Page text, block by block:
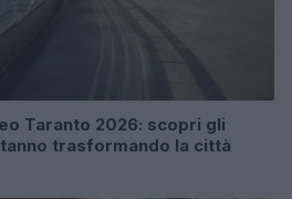
Taranto 2026: scopri gli
trasformando la città